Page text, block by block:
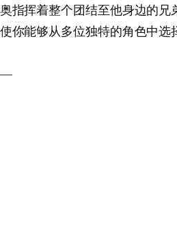
指挥着整个团结至他身边的兄
你能够从多位独特的角色中选